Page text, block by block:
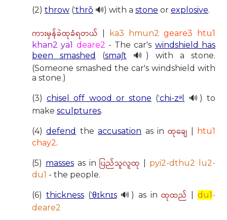
(2) throw (ˈthrō 🔊) with a stone or explosive.
ကားမှန်ခဲထုခံရတယ် ka3 hmun2 geare3 htu1
khan2 ya1 deare2 - The car's windshield has
been smashed
(smaʃt 🔊) with a stone.
(Someone smashed the car's windshield with
a stone.)
(3)chisel off wood or stone (ˈchi-zᵊl
🔊) to
make sculptures.
(4)defend theaccusation as inထုချေ
htu1
chay2.
(5) massesas inပြည်သူလူထု
pyi2-dthu2 lu2-
du1 - the people.
(6) thickness(ˈθɪknɪs🔊) as inထုထည် du1-
deare2